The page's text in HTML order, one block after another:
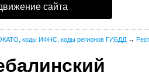
сайта
коды ИФНС, коды регионов ГИБДД →